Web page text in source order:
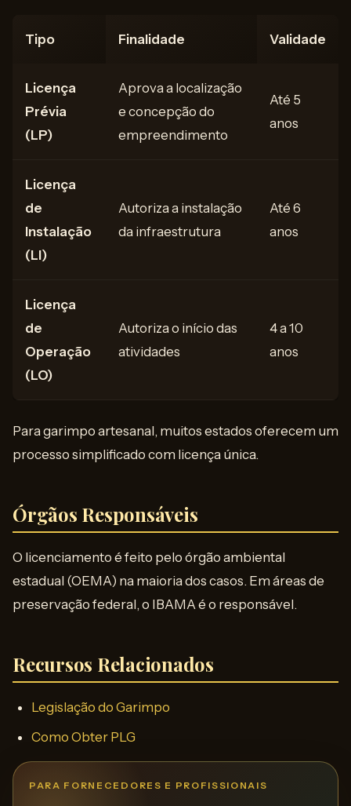
Tipo Finalidade Validade
Licença
Prévia
(LP)
Aprova a localização
e concepção do
empreendimento
Até 5
anos
Licença
de
Instalação
(LI)
Autoriza a instalação
da infraestrutura
Até 6
anos
Licença
de
Operação
(LO)
Autoriza o início das
atividades
4 a 10
anos
Para garimpo artesanal, muitos estados oferecem um
processo simplificado com licença única.
Órgãos Responsáveis
O licenciamento é feito pelo órgão ambiental
estadual (OEMA) na maioria dos casos. Em áreas de
preservação federal, o IBAMA é o responsável.
Recursos Relacionados
Legislação do Garimpo
Como Obter PLG
PARA FORNECEDORES E PROFISSIONAIS